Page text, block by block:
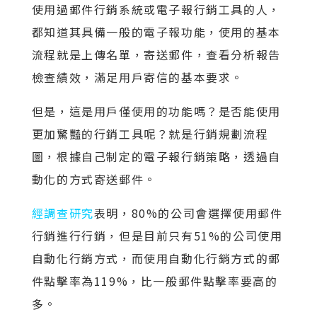
使用過郵件行銷系統或電子報行銷工具的人，
都知道其具備一般的電子報功能，使用的基本
流程就是上傳名單，寄送郵件，查看分析報告
檢查績效，滿足用戶寄信的基本要求。
但是，這是用戶僅使用的功能嗎？是否能使用
更加驚豔的行銷工具呢？就是行銷規劃流程
圖，根據自己制定的電子報行銷策略，透過自
動化的方式寄送郵件。
經調查研究表明，80%的公司會選擇使用郵件
行銷進行行銷，但是目前只有51%的公司使用
自動化行銷方式，而使用自動化行銷方式的郵
件點擊率為119%，比一般郵件點擊率要高的
多。